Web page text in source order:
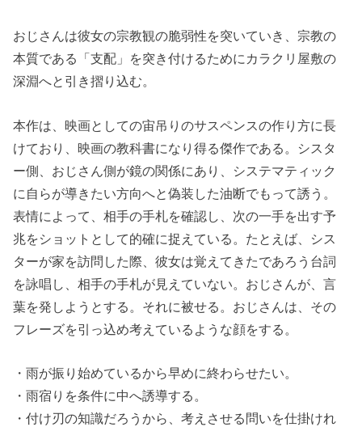
おじさんは彼女の宗教観の脆弱性を突いていき、宗教の
本質である「支配」を突き付けるためにカラクリ屋敷の
深淵へと引き摺り込む。
本作は、映画としての宙吊りのサスペンスの作り方に長
けており、映画の教科書になり得る傑作である。シスタ
ー側、おじさん側が鏡の関係にあり、システマティック
に自らが導きたい方向へと偽装した油断でもって誘う。
表情によって、相手の手札を確認し、次の一手を出す予
兆をショットとして的確に捉えている。たとえば、シス
ターが家を訪問した際、彼女は覚えてきたであろう台詞
を詠唱し、相手の手札が見えていない。おじさんが、言
葉を発しようとする。それに被せる。おじさんは、その
フレーズを引っ込め考えているような顔をする。
・雨が振り始めているから早めに終わらせたい。
・雨宿りを条件に中へ誘導する。
・付け刃の知識だろうから、考えさせる問いを仕掛けれ